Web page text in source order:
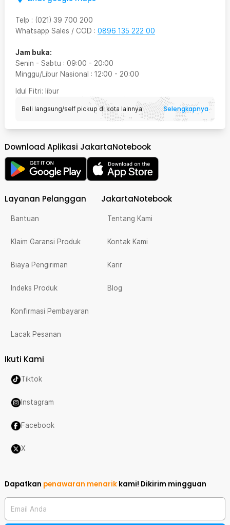
Telp : (021) 39 700 200
Whatsapp Sales / COD : 0896 135 222 00
Jam buka:
Senin - Sabtu : 09:00 - 20:00
Minggu/Libur Nasional : 12:00 - 20:00
Idul Fitri: libur
Beli langsung/self pickup di kota lainnya Selengkapnya
Download Aplikasi JakartaNotebook
Layanan Pelanggan
Bantuan
Klaim Garansi Produk
Biaya Pengiriman
Indeks Produk
Konfirmasi Pembayaran
Lacak Pesanan
JakartaNotebook
Tentang Kami
Kontak Kami
Karir
Blog
Ikuti Kami
Tiktok
Instagram
Facebook
X
Dapatkan penawaran menarik kami! Dikirim mingguan
Email Anda